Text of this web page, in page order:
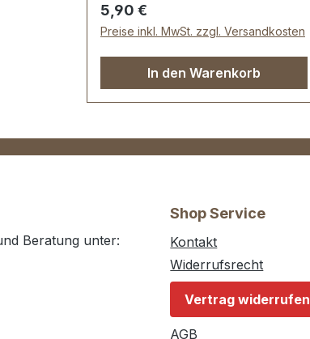
Regulärer Preis:
5,90 €
Preise inkl. MwSt. zzgl. Versandkosten
In den Warenkorb
Beratung unter:
Shop Service
Kontakt
Widerrufsrecht
Vertrag widerrufen
AGB